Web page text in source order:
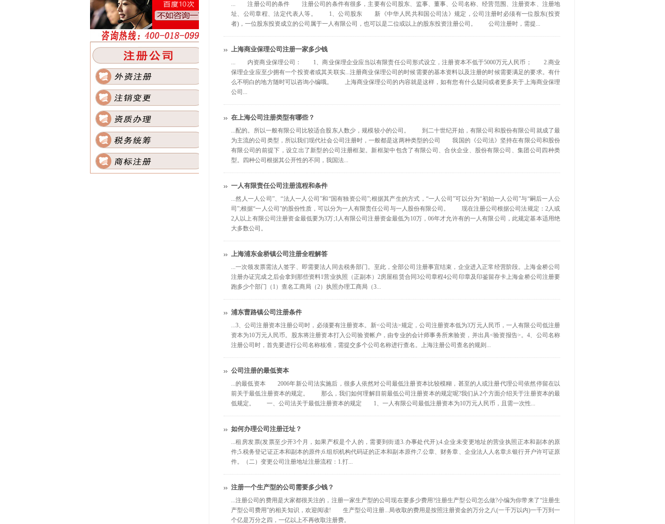
... 注册公司的条件 注册公司的条件有很多，主要有公司股东、监事、董事、公司名称、经营范围、注册资本、注册地
址、公司章程、法定代表人等。 1、公司股东 新《中华人民共和国公司法》规定，公司注册时必须有一位股东(投资
者)，一位股东投资成立的公司属于一人有限公司，也可以是二位或以上的股东投资注册公司。 公司注册时，需提...
上海商业保理公司注册一家多少钱
... 内资商业保理公司： 1、商业保理企业应当以有限责任公司形式设立，注册资本不低于5000万元人民币； 2.商业
保理企业应至少拥有一个投资者或其关联实...注册商业保理公司的时候需要的基本资料以及注册的时候需要满足的要求。有什
么不明白的地方随时可以咨询小编哦。 上海商业保理公司的内容就是这样，如有您有什么疑问或者更多关于上海商业保理
公司...
在上海公司注册类型有哪些？
...配的。所以一般有限公司比较适合股东人数少，规模较小的公司。 到二十世纪开始，有限公司和股份有限公司就成了最
为主流的公司类型，所以我们现代社会公司注册时，一般都是这两种类型的公司 我国的《公司法》坚持在有限公司和股份
有限公司的前提下，设立出了新型的公司注册框架。新框架中包含了有限公司、合伙企业、股份有限公司、集团公司四种类
型。四种公司根据其公开性的不同，我国法...
一人有限责任公司注册流程和条件
...然人一人公司”、“法人一人公司”和“国有独资公司”;根据其产生的方式，“一人公司”可以分为“初始一人公司”与“嗣后一人公
司”;根据“一人公司”的股份性质，可以分为一人有限责任公司与一人股份有限公司。 现在注册公司根据公司法规定：2人或
2人以上有限公司注册资金最低要为3万;1人有限公司注册资金最低为10万，06年才允许有的一人有限公司，此规定基本适用绝
大多数公司。
上海浦东金桥镇公司注册全程解答
...一次领发票需法人签字、即需要法人同去税务部门。至此，全部公司注册事宜结束，企业进入正常经营阶段。上海金桥公司
注册办证完成之后会拿到那些资料1营业执照（正副本）2房屋租赁合同3公司章程4公司印章及印鉴留存卡上海金桥公司注册要
跑多少个部门（1）查名工商局（2）执照办理工商局（3...
浦东曹路镇公司注册条件
...3、公司注册资本注册公司时，必须要有注册资本。新<公司法>规定，公司注册资本低为3万元人民币，一人有限公司低注册
资本为10万元人民币。股东将注册资本打入公司验资帐户，由专业的会计师事务所来验资，并出具<验资报告>。4、公司名称
注册公司时，首先要进行公司名称核准，需提交多个公司名称进行查名。上海注册公司查名的规则...
公司注册的最低资本
...的最低资本 2006年新公司法实施后，很多人依然对公司最低注册资本比较模糊，甚至的人或注册代理公司依然停留在以
前关于最低注册资本的规定。 那么，我们如何理解目前最低公司注册资本的规定呢?我们从2个方面介绍关于注册资本的最
低规定。 一、公司法关于最低注册资本的规定 1、一人有限公司最低注册资本为10万元人民币，且需一次性...
如何办理公司注册迁址？
...租房发票(发票至少开3个月，如果产权是个人的，需要到街道3.办事处代开);4.企业未变更地址的营业执照正本和副本的原
件;5.税务登记证正本和副本的原件;6.组织机构代码证的正本和副本原件;7.公章、财务章、企业法人人名章;8.银行开户许可证原
件。（二）变更公司注册地址注册流程：1.打...
注册一个生产型的公司需要多少钱？
...注册公司的费用是大家都很关注的，注册一家生产型的公司现在要多少费用?注册生产型公司怎么做?小编为你带来了“注册生
产型公司费用”的相关知识，欢迎阅读! 生产型公司注册...局收取的费用是按照注册资金的万分之八(一千万以内)一千万到一
个亿是万分之四，一亿以上不再收取注册费。